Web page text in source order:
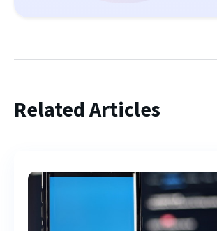
Related Articles